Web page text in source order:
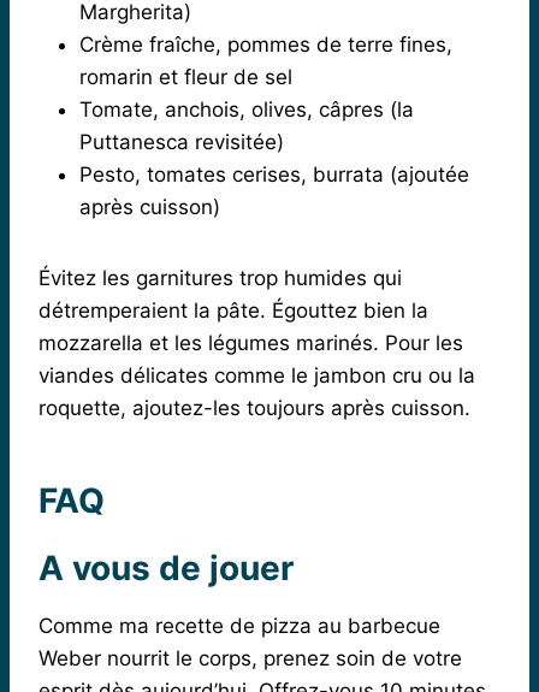
Margherita)
Crème fraîche, pommes de terre fines,
romarin et fleur de sel
Tomate, anchois, olives, câpres (la
Puttanesca revisitée)
Pesto, tomates cerises, burrata (ajoutée
après cuisson)
Évitez les garnitures trop humides qui
détremperaient la pâte. Égouttez bien la
mozzarella et les légumes marinés. Pour les
viandes délicates comme le jambon cru ou la
roquette, ajoutez-les toujours après cuisson.
FAQ
A vous de jouer
Comme ma recette de pizza au barbecue
Weber nourrit le corps, prenez soin de votre